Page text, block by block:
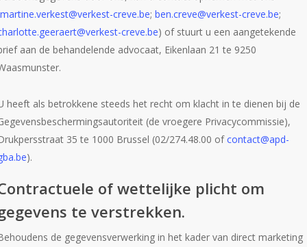
martine.verkest@verkest-creve.be; ben.creve@verkest-creve.be;
creve.be) of stuurt u een aangetekende
aan de behandelende advocaat, Eikenlaan 21 te 9250
heeft als betrokkene steeds het recht om klacht in te dienen bij de
(de vroegere Privacycommissie),
35 te 1000 Brussel (02/274.48.00 ofcontact@apd-
).
of wettelijke plicht om
te verstrekken.
de gegevensverwerking in het kader van direct marketing